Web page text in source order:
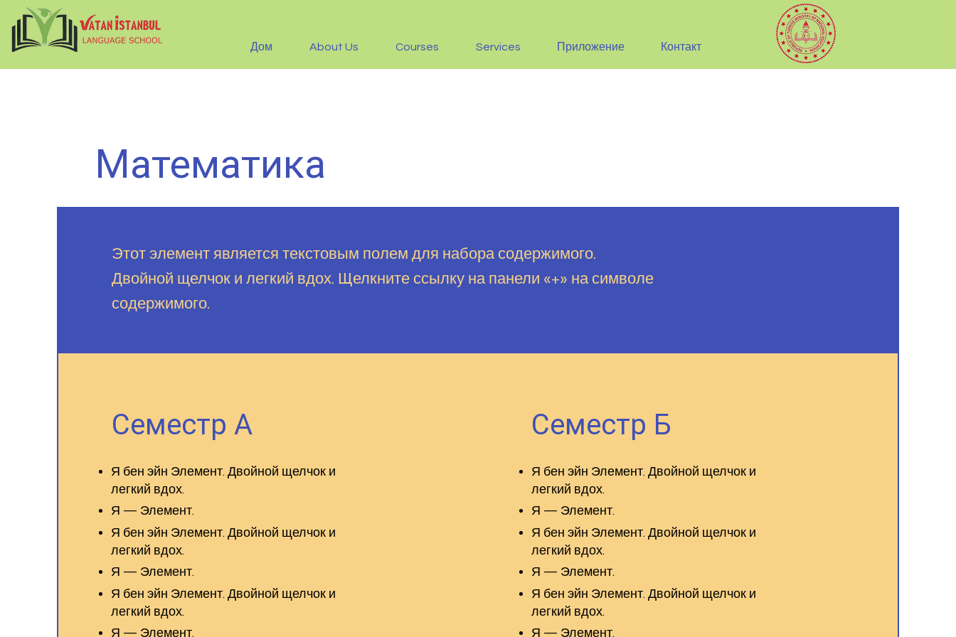
Дом About Us Courses Services Приложение Контакт
Математика
Этот элемент является текстовым полем для набора содержимого.
Двойной щелчок и легкий вдох. Щелкните ссылку на панели «+» на символе
содержимого.
Семестр А
Я бен эйн Элемент. Двойной щелчок и
легкий вдох.
Я — Элемент.
Я бен эйн Элемент. Двойной щелчок и
легкий вдох.
Я — Элемент.
Я бен эйн Элемент. Двойной щелчок и
легкий вдох.
Я — Элемент.
Семестр Б
Я бен эйн Элемент. Двойной щелчок и
легкий вдох.
Я — Элемент.
Я бен эйн Элемент. Двойной щелчок и
легкий вдох.
Я — Элемент.
Я бен эйн Элемент. Двойной щелчок и
легкий вдох.
Я — Элемент.